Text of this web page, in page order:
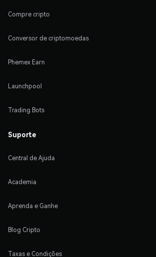
Compre cripto
Conversor de criptomoedas
Phemex Earn
Launchpool
Trading Bots
Suporte
Central de Ajuda
Academia
Aprenda e Ganhe
Blog Cripto
Taxas e Condições